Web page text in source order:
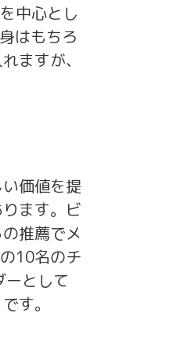
中心とし
はもちろ
ますが、
価値を提
ます。ビ
推薦でメ
10名のチ
として
す。